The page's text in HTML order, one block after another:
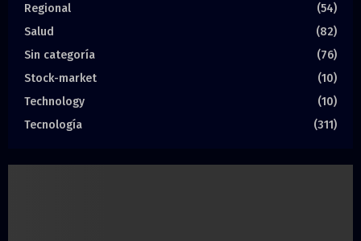
Regional
(54)
Salud
(82)
Sin categoría
(76)
Stock-market
(10)
Technology
(10)
Tecnología
(311)